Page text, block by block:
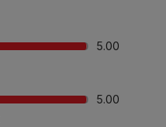
5.00
5.00